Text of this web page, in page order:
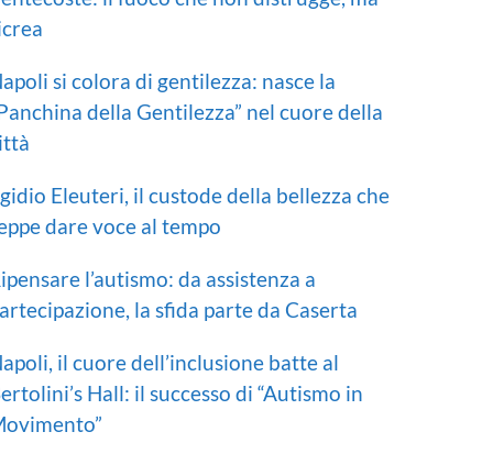
si colora di gentilezza: nasce la
della Gentilezza” nel cuore della
Eleuteri, il custode della bellezza che
dare voce al tempo
l’autismo: da assistenza a
la sfida parte da Caserta
il cuore dell’inclusione batte al
Hall: il successo di “Autismo in